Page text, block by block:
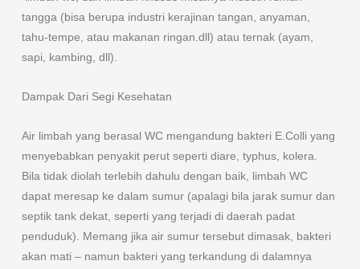
tangga (bisa berupa industri kerajinan tangan, anyaman,
tahu-tempe, atau makanan ringan.dll) atau ternak (ayam,
sapi, kambing, dll).
Dampak Dari Segi Kesehatan
Air limbah yang berasal WC mengandung bakteri E.Colli yang
menyebabkan penyakit perut seperti diare, typhus, kolera.
Bila tidak diolah terlebih dahulu dengan baik, limbah WC
dapat meresap ke dalam sumur (apalagi bila jarak sumur dan
septik tank dekat, seperti yang terjadi di daerah padat
penduduk). Memang jika air sumur tersebut dimasak, bakteri
akan mati – namun bakteri yang terkandung di dalamnya